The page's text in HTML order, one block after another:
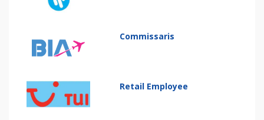
Commissaris
Retail Employee